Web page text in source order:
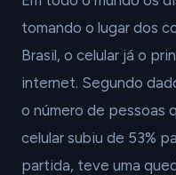
tomando o lugar dos
Brasil, o celular já o
internet. Segundo
o número de pessoas
celular subiu de 53%
partida, teve uma